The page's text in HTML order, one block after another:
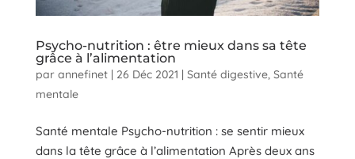
Psycho-nutrition : être mieux dans sa tête
grâce à l’alimentation
par annefinet| 26 Déc 2021 | Santé digestive, Santé
mentale
Santé mentale Psycho-nutrition : se sentir mieux
dans la tête grâce à l’alimentation Après deux ans